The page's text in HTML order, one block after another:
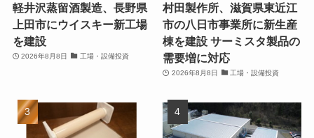
軽井沢蒸留酒製造、長野県
上田市にウイスキー新工場
を建設
2026年8月8日 工場・設備投資
村田製作所、滋賀県東近江
市の八日市事業所に新生産
棟を建設 サーミスタ製品の
需要増に対応
2026年8月8日 工場・設備投資